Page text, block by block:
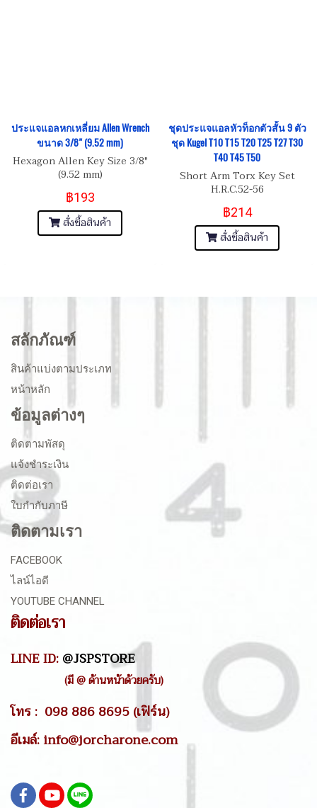
ประแจแอลหกเหลี่ยม Allen Wrench
ขนาด 3/8" (9.52 mm)
Hexagon Allen Key Size 3/8"
(9.52 mm)
฿193
สั่งซื้อสินค้า
ชุดประแจแอลหัวท็อกตัวสั้น 9 ตัว
ชุด Kugel T10 T15 T20 T25 T27 T30
T40 T45 T50
Short Arm Torx Key Set
H.R.C.52-56
฿214
สั่งซื้อสินค้า
สลักภัณฑ์
สินค้าแบ่งตามประเภท
หน้าหลัก
ข้อมูลต่างๆ
ติดตามพัสดุ
แจ้งชำระเงิน
ติดต่อเรา
ใบกำกับภาษี
ติดตามเรา
FACEBOOK
ไลน์ไอดี
YOUTUBE CHANNEL
ติดต่อเรา
LINE ID:@JSPSTORE
(มี @ ด้านหน้าด้วยครับ)
โทร : 098 886 8695 (เฟิร์น)
อีเมล์: info@jorcharone.com